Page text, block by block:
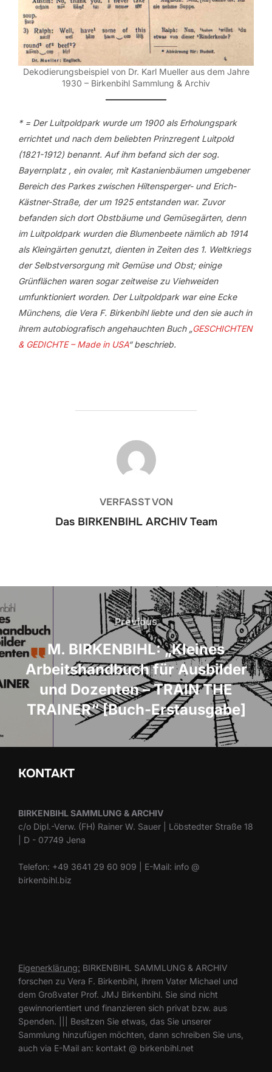
Dekodierungsbeispiel von Dr. Karl Mueller aus dem Jahre
1930 – Birkenbihl Sammlung & Archiv
* = Der Luitpoldpark wurde um 1900 als Erholungspark
errichtet und nach dem beliebten Prinzregent Luitpold
(1821-1912) benannt. Auf ihm befand sich der sog.
Bayernplatz , ein ovaler, mit Kastanienbäumen umgebener
Bereich des Parkes zwischen Hiltensperger- und Erich-
Kästner-Straße, der um 1925 entstanden war. Zuvor
befanden sich dort Obstbäume und Gemüsegärten, denn
im Luitpoldpark wurden die Blumenbeete nämlich ab 1914
als Kleingärten genutzt, dienten in Zeiten des 1. Weltkriegs
der Selbstversorgung mit Gemüse und Obst; einige
Grünflächen waren sogar zeitweise zu Viehweiden
umfunktioniert worden. Der Luitpoldpark war eine Ecke
Münchens, die Vera F. Birkenbihl liebte und den sie auch in
ihrem autobiografisch angehauchten Buch „GESCHICHTEN
& GEDICHTE – Made in USA“ beschrieb.
BEITRAGSAUTOR
VERFASST VON
Das BIRKENBIHL ARCHIV Team
Beitragsnavigation
Previous
Previous
M. BIRKENBIHL: „Kleines
Arbeitshandbuch für Ausbilder
und Dozenten – TRAIN THE
TRAINER“ [Buch-Erstausgabe]
KONTAKT
BIRKENBIHL SAMMLUNG & ARCHIV
c/o Dipl.-Verw. (FH) Rainer W. Sauer | Löbstedter Straße 18
| D - 07749 Jena
Telefon: +49 3641 29 60 909 | E-Mail: info @
birkenbihl.biz
Eigenerklärung: BIRKENBIHL SAMMLUNG & ARCHIV
forschen zu Vera F. Birkenbihl, ihrem Vater Michael und
dem Großvater Prof. JMJ Birkenbihl. Sie sind nicht
gewinnorientiert und finanzieren sich privat bzw. aus
Spenden. ||| Besitzen Sie etwas, das Sie unserer
Sammlung hinzufügen möchten, dann schreiben Sie uns,
auch via E-Mail an: kontakt @ birkenbihl.net